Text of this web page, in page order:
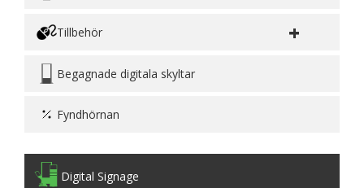
Tillbehör +
Begagnade digitala skyltar
Fyndhörnan
Digital Signage